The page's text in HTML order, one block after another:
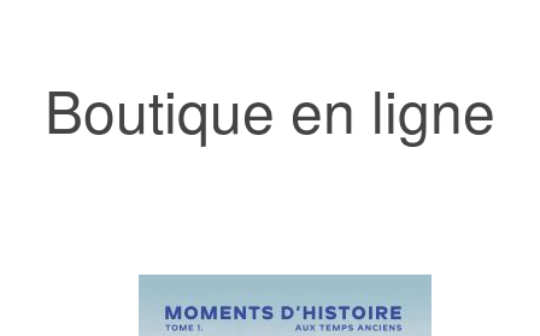
Boutique en ligne